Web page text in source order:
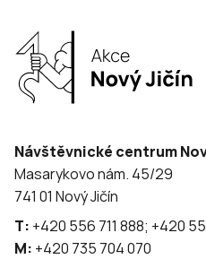
Návštěvnické centrum
Masarykovo nám. 45/29
741 01 Nový Jičín
T: +420 556 711 888; +420
M: +420 735 704 070